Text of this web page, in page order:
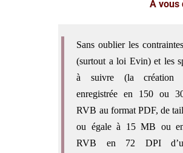
A vous
Sans oublier les
(surtout a loi Evin) et les
à suivre (la création
enregistrée en 150 ou
RVB au format PDF, de
ou égale à 15 MB ou
RVB en 72 DPI